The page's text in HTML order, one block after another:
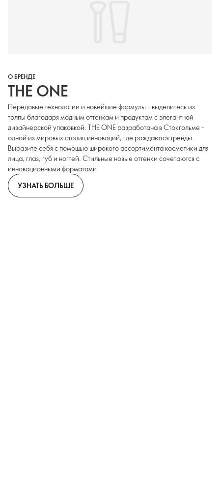
О БРЕНДЕ
THE ONE
Передовые технологии и новейшие формулы - выделитесь из
толпы благодаря модным оттенкам и продуктам с элегантной
дизайнерской упаковкой. THE ONE разработана в Стокгольме -
одной из мировых столиц инноваций, где рождаются тренды.
Выразите себя с помощью широкого ассортимента косметики для
лица, глаз, губ и ногтей. Стильные новые оттенки сочетаются с
инновационными форматами.
УЗНАТЬ БОЛЬШЕ